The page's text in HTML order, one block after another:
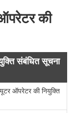
की
संबंधित सूचना
ऑपरेटर की नियुक्ति